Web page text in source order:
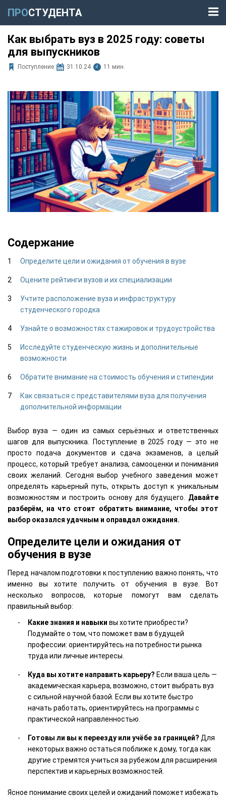
ПРОСТУДЕНТА
Как выбрать вуз в 2025 году: советы
для выпускников
Поступление 31.10.24 11 мин.
Содержание
Определите цели и ожидания от обучения в вузе
Оцените рейтинги вузов и их специализации
Учтите расположение вуза и инфраструктуру
студенческого городка
Узнайте о возможностях стажировок и трудоустройства
Исследуйте студенческую жизнь и дополнительные
возможности
Обратите внимание на стоимость обучения и стипендии
Как связаться с представителями вуза для получения
дополнительной информации
Выбор вуза — один из самых серьёзных и ответственных
шагов для выпускника. Поступление в 2025 году — это не
просто подача документов и сдача экзаменов, а целый
процесс, который требует анализа, самооценки и понимания
своих желаний. Сегодня выбор учебного заведения может
определять карьерный путь, открыть доступ к уникальным
возможностям и построить основу для будущего. Давайте
разберём, на что стоит обратить внимание, чтобы этот
выбор оказался удачным и оправдал ожидания.
Определите цели и ожидания от
обучения в вузе
Перед началом подготовки к поступлению важно понять, что
именно вы хотите получить от обучения в вузе. Вот
несколько вопросов, которые помогут вам сделать
правильный выбор:
Какие знания и навыки вы хотите приобрести?
Подумайте о том, что поможет вам в будущей
профессии: ориентируйтесь на потребности рынка
труда или личные интересы.
Куда вы хотите направить карьеру? Если ваша цель —
академическая карьера, возможно, стоит выбрать вуз
с сильной научной базой. Если вы хотите быстро
начать работать, ориентируйтесь на программы с
практической направленностью.
Готовы ли вы к переезду или учёбе за границей? Для
некоторых важно остаться поближе к дому, тогда как
другие стремятся учиться за рубежом для расширения
перспектив и карьерных возможностей.
Ясное понимание своих целей и ожиданий поможет избежать